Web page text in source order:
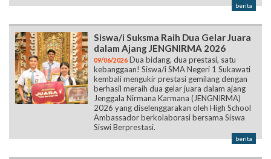
berita
Siswa/i Suksma Raih Dua Gelar Juara
dalam Ajang JENGNIRMA 2026
09/06/2026 Dua bidang, dua prestasi, satu
kebanggaan! Siswa/i SMA Negeri 1 Sukawati
kembali mengukir prestasi gemilang dengan
berhasil meraih dua gelar juara dalam ajang
Jenggala Nirmana Karmana (JENGNIRMA)
2026 yang diselenggarakan oleh High School
Ambassador berkolaborasi bersama Siswa
Siswi Berprestasi.
berita